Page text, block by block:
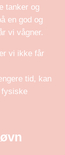
tanker og
en god og
vi vågner.
vi ikke får
tid, kan
fysiske